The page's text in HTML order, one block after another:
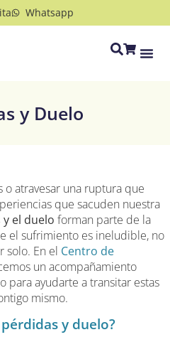
Whatsapp
y Duelo
o atravesar una ruptura que
que sacuden nuestra
el duelo forman parte de la
el sufrimiento es ineludible, no
solo. En el Centro de
un acompañamiento
para ayudarte a transitar estas
mismo.
y duelo?